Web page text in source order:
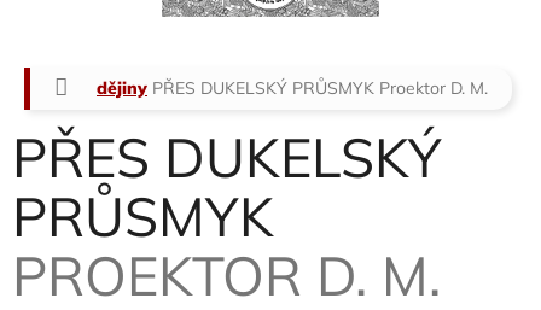
Domů
dějiny PŘES DUKELSKÝ PRŮSMYK Proektor D. M.
PŘES DUKELSKÝ
PRŮSMYK
PROEKTOR D. M.